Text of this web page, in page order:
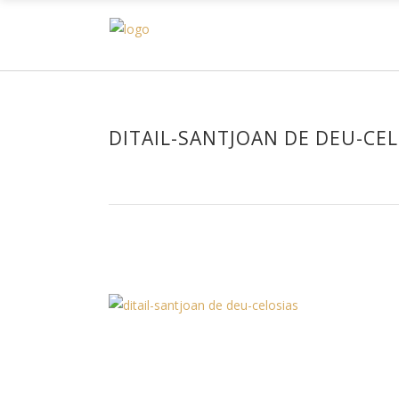
DITAIL-SANTJOAN DE DEU-